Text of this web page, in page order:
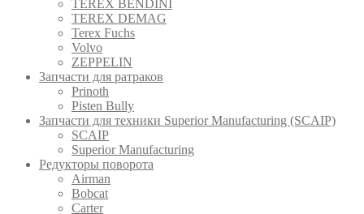
TEREX BENDINI
TEREX DEMAG
Terex Fuchs
Volvo
ZEPPELIN
Запчасти для ратраков
Prinoth
Pistеn Вully
Запчасти для техники Superior Manufacturing (SCAIP)
SCAIP
Superior Manufacturing
Редукторы поворота
Airman
Bobcat
Carter